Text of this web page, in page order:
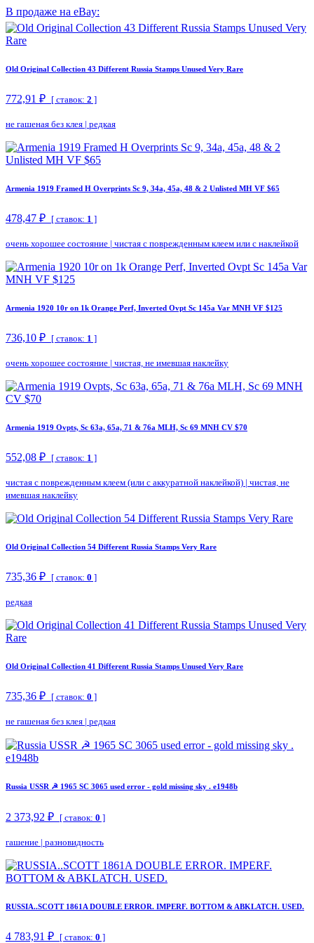
В продаже на eBay:
Old Original Collection 43 Different Russia Stamps Unused Very Rare
772,91 ₽ [ ставок: 2 ]
не гашеная без клея | редкая
Armenia 1919 Framed H Overprints Sc 9, 34a, 45a, 48 & 2 Unlisted MH VF $65
478,47 ₽ [ ставок: 1 ]
очень хорошее состояние | чистая с поврежденным клеем или с наклейкой
Armenia 1920 10r on 1k Orange Perf, Inverted Ovpt Sc 145a Var MNH VF $125
736,10 ₽ [ ставок: 1 ]
очень хорошее состояние | чистая, не имевшая наклейку
Armenia 1919 Ovpts, Sc 63a, 65a, 71 & 76a MLH, Sc 69 MNH CV $70
552,08 ₽ [ ставок: 1 ]
чистая с поврежденным клеем (или с аккуратной наклейкой) | чистая, не
имевшая наклейку
Old Original Collection 54 Different Russia Stamps Very Rare
735,36 ₽ [ ставок: 0 ]
редкая
Old Original Collection 41 Different Russia Stamps Unused Very Rare
735,36 ₽ [ ставок: 0 ]
не гашеная без клея | редкая
Russia USSR ☭ 1965 SC 3065 used error - gold missing sky . e1948b
2 373,92 ₽ [ ставок: 0 ]
гашение | разновидность
RUSSIA..SCOTT 1861A DOUBLE ERROR. IMPERF. BOTTOM & ABKLATCH. USED.
4 783,91 ₽ [ ставок: 0 ]